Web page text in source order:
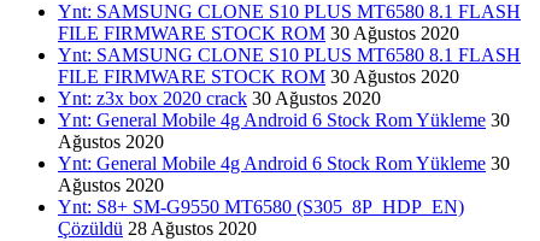
Ynt: SAMSUNG CLONE S10 PLUS MT6580 8.1 FLASH
FILE FIRMWARE STOCK ROM 30 Ağustos 2020
Ynt: SAMSUNG CLONE S10 PLUS MT6580 8.1 FLASH
FILE FIRMWARE STOCK ROM 30 Ağustos 2020
Ynt: z3x box 2020 crack 30 Ağustos 2020
Ynt: General Mobile 4g Android 6 Stock Rom Yükleme 30
Ağustos 2020
Ynt: General Mobile 4g Android 6 Stock Rom Yükleme 30
Ağustos 2020
Ynt: S8+ SM-G9550 MT6580 (S305_8P_HDP_EN)
Çözüldü 28 Ağustos 2020